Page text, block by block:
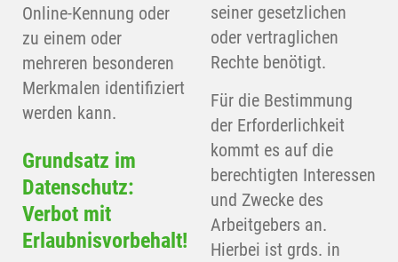
Online-Kennung oder
zu einem oder
mehreren besonderen
Merkmalen identifiziert
werden kann.
Grundsatz im
Datenschutz:
Verbot mit
Erlaubnisvorbehalt!
seiner gesetzlichen
oder vertraglichen
Rechte benötigt.
Für die Bestimmung
der Erforderlichkeit
kommt es auf die
berechtigten Interessen
und Zwecke des
Arbeitgebers an.
Hierbei ist grds. in